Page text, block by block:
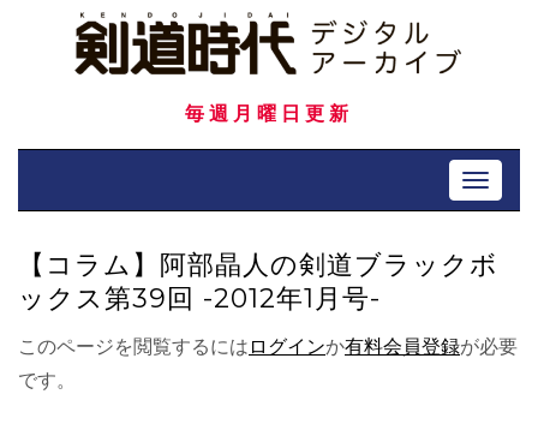
毎週月曜日更新
Toggle
【コラム】阿部晶人の剣道ブラックボ
ックス第39回 -2012年1月号-
このページを閲覧するには ログインか有料会員登録が必要
です。